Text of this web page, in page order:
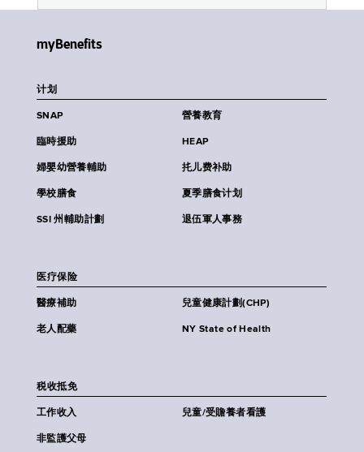
myBenefits
计划
SNAP 營養教育
臨時援助 HEAP
婦嬰幼營養輔助 扥儿费补助
學校膳食 夏季膳食计划
SSI 州輔助計劃 退伍軍人事務
医疗保险
醫療補助 兒童健康計劃(CHP)
老人配藥 NY State of Health
税收抵免
工作收入 兒童/受贍養者看護
非監護父母